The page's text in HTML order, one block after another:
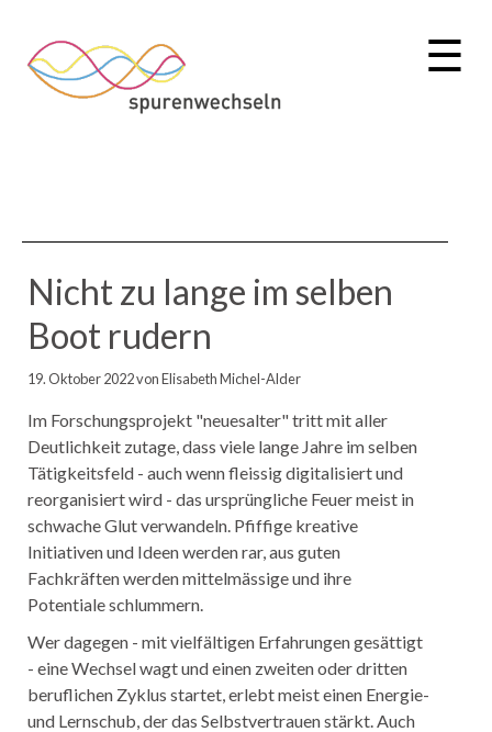
☰
Nicht zu lange im selben
Boot rudern
19. Oktober 2022von Elisabeth Michel-Alder
Im Forschungsprojekt "neuesalter" tritt mit aller
Deutlichkeit zutage, dass viele lange Jahre im selben
Tätigkeitsfeld - auch wenn fleissig digitalisiert und
reorganisiert wird - das ursprüngliche Feuer meist in
schwache Glut verwandeln. Pfiffige kreative
Initiativen und Ideen werden rar, aus guten
Fachkräften werden mittelmässige und ihre
Potentiale schlummern.
Wer dagegen - mit vielfältigen Erfahrungen gesättigt
- eine Wechsel wagt und einen zweiten oder dritten
beruflichen Zyklus startet, erlebt meist einen Energie-
und Lernschub, der das Selbstvertrauen stärkt. Auch